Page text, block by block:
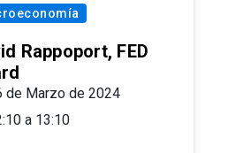
Rappoport, FED
de Marzo de 2024
a 13:10